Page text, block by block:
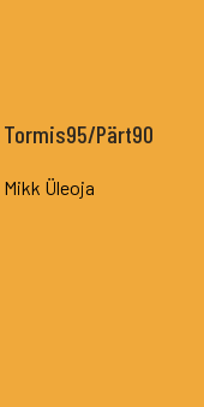
Pärt90
Üleoja